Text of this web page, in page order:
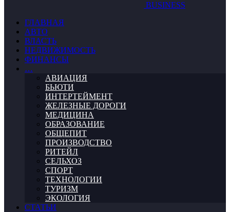
BUSINESS
ГЛАВНАЯ
АВТО
ВЛАСТЬ
НЕДВИЖИМОСТЬ
ФИНАНСЫ
…
АВИАЦИЯ
БЬЮТИ
ИНТЕРТЕЙМЕНТ
ЖЕЛЕЗНЫЕ ДОРОГИ
МЕДИЦИНА
ОБРАЗОВАНИЕ
ОБЩЕПИТ
ПРОИЗВОДСТВО
РИТЕЙЛ
СЕЛЬХОЗ
СПОРТ
ТЕХНОЛОГИИ
ТУРИЗМ
ЭКОЛОГИЯ
СТАТЬИ